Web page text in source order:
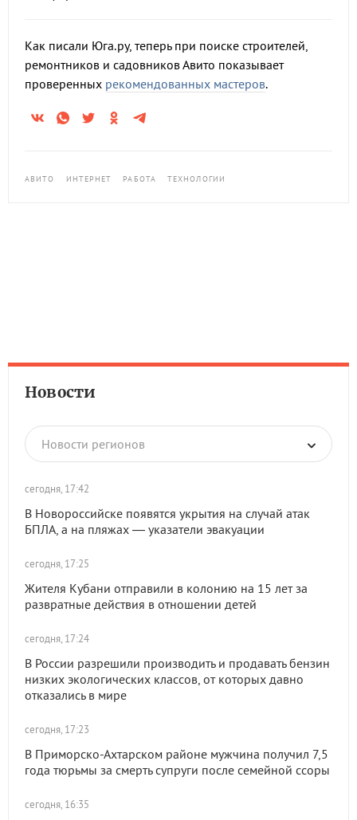
Как писали Юга.ру, теперь при поиске строителей,
ремонтников и садовников Авито показывает
проверенных рекомендованных мастеров.
АВИТО ИНТЕРНЕТ РАБОТА ТЕХНОЛОГИИ
Новости
Новости регионов
сегодня, 17:42
В Новороссийске появятся укрытия на случай атак
БПЛА, а на пляжах — указатели эвакуации
сегодня, 17:25
Жителя Кубани отправили в колонию на 15 лет за
развратные действия в отношении детей
сегодня, 17:24
В России разрешили производить и продавать бензин
низких экологических классов, от которых давно
отказались в мире
сегодня, 17:23
В Приморско-Ахтарском районе мужчина получил 7,5
года тюрьмы за смерть супруги после семейной ссоры
сегодня, 16:35